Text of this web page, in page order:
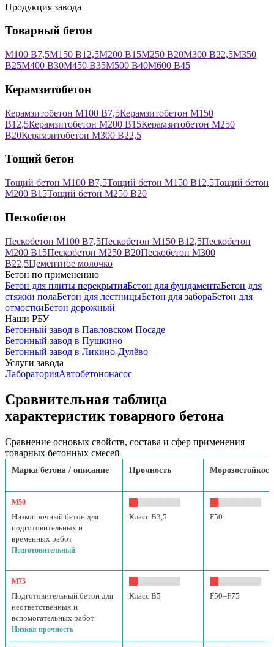
Продукция завода
Товарный бетон
М100 В7,5М150 В12,5М200 В15М250 В20М300 В22,5М350
В25М400 В30М450 В35М500 В40М600 В45
Керамзитобетон
Керамзитобетон М100 В7,5Керамзитобетон М150
В12,5Керамзитобетон М200 В15Керамзитобетон М250
В20Керамзитобетон М300 В22,5
Тощий бетон
Тощий бетон М100 В7,5Тощий бетон М150 В12,5Тощий бетон
М200 В15Тощий бетон М250 В20
Пескобетон
Пескобетон М100 В7,5Пескобетон М150 В12,5Пескобетон
М200 В15Пескобетон М250 В20Пескобетон М300
В22,5Цементное молочко
Бетон по применению
Бетон для плиты перекрытияБетон для фундаментаБетон для
стяжки полаБетон для лестницыБетон для забораБетон для
отмосткиБетон дорожный
Наши РБУ
Бетонный завод в Павловском Посаде
Бетонный завод в Пушкино
Бетонный завод в Ликино-Дулёво
Услуги завода
ЛабораторияАвтобетононасос
Сравнительная таблица
характеристик товарного бетона
Сравнение основых свойств, состава и сфер применения
товарных бетонных смесей
Марка бетона / описание Прочность
М50
Низкопрочный бетон для
подготовительных и
временных работ
Подготовительный
Класс B3,5 F50
М75
Подготовительный бетон для
неответственных и
вспомогательных работ
Низкая прочность
Класс B5 F50–F75